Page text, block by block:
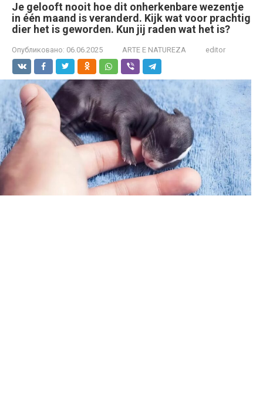
Je gelooft nooit hoe dit onherkenbare wezentje
in één maand is veranderd. Kijk wat voor prachtig
dier het is geworden. Kun jij raden wat het is?
Опубликовано: 06.06.2025 ARTE E NATUREZA editor